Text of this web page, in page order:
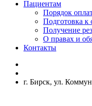
Пациентам
Порядок
Подготовка к
Получение
О правах и
Контакты
г. Бирск, ул.